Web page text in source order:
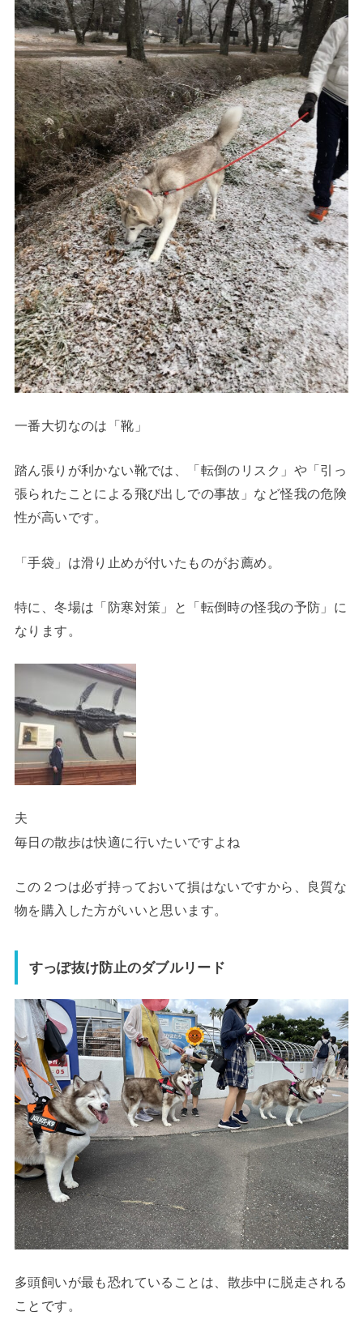
一番大切なのは「靴」
踏ん張りが利かない靴では、「転倒のリスク」や「引っ
張られたことによる飛び出しでの事故」など怪我の危険
性が高いです。
「手袋」は滑り止めが付いたものがお薦め。
特に、冬場は「防寒対策」と「転倒時の怪我の予防」に
なります。
夫
毎日の散歩は快適に行いたいですよね
この２つは必ず持っておいて損はないですから、良質な
物を購入した方がいいと思います。
すっぽ抜け防止のダブルリード
多頭飼いが最も恐れていることは、 散歩中に脱走される
こと です。